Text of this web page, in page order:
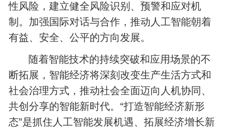
性风险，建立健全风险识别、预警和应对机
制。加强国际对话与合作，推动人工智能朝着
有益、安全、公平的方向发展。
随着智能技术的持续突破和应用场景的不
断拓展，智能经济将深刻改变生产生活方式和
社会治理方式，推动社会全面迈向人机协同、
共创分享的智能新时代。“打造智能经济新形
态”是抓住人工智能发展机遇、拓展经济增长新